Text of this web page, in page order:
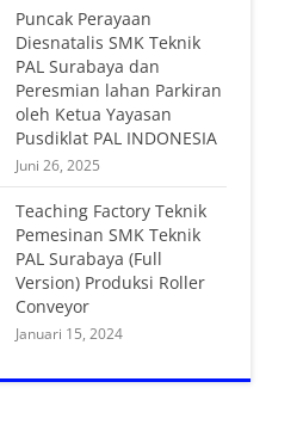
Puncak Perayaan
Diesnatalis SMK Teknik
PAL Surabaya dan
Peresmian lahan Parkiran
oleh Ketua Yayasan
Pusdiklat PAL INDONESIA
Juni 26, 2025
Teaching Factory Teknik
Pemesinan SMK Teknik
PAL Surabaya (Full
Version) Produksi Roller
Conveyor
Januari 15, 2024